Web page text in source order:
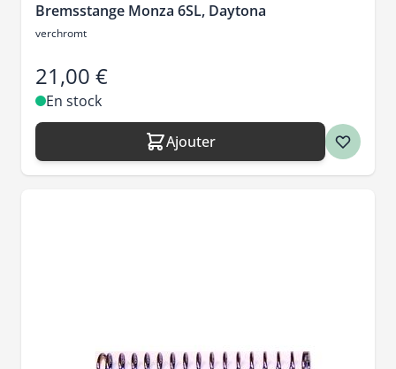
Bremsstange Monza 6SL, Daytona
verchromt
21,00 €
En stock
Ajouter